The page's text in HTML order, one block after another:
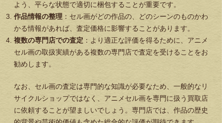
よう、平らな状態で適切に梱包することが重要です。
作品情報の整理 ：セル画がどの作品の、どのシーンのものかわ
かる情報があれば、査定価格に影響することがあります。
複数の専門店での査定 ：より適正な評価を得るために、アニメ
セル画の取扱実績がある複数の専門店で査定を受けることをお
勧めします。
なお、セル画の査定は専門的な知識が必要なため、一般的なリ
サイクルショップではなく、アニメセル画を専門に扱う買取店
に依頼することが望ましいでしょう。専門店では、作品の歴史